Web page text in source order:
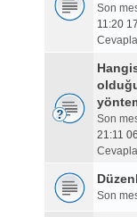
Son
11:20
Son
21:11
Son